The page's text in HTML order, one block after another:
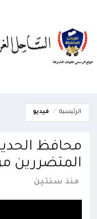
يستهدف قرية مأهولة في
الرئيسية فيديو
محافظ
المتضررين
منذ سنتين